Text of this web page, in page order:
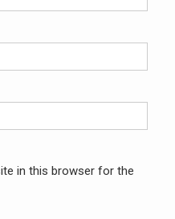
in this browser for the